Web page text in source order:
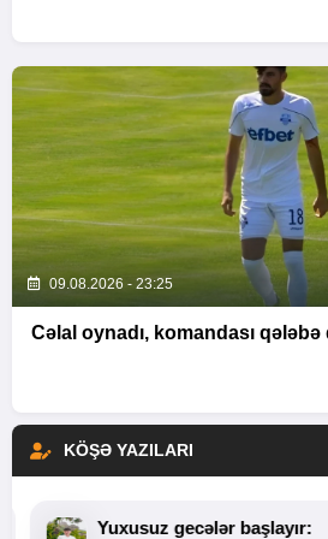
09.08.2026 - 23:25
Cəlal oynadı, komandası qələbə
KÖŞƏ YAZILARI
Yuxusuz gecələr başlayır: